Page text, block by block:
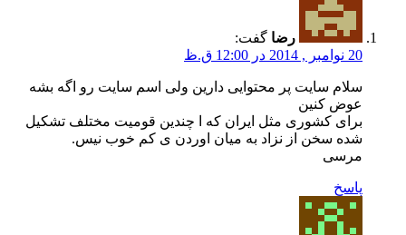
رضا گفت:
20 نوامبر , 2014 در 12:00 ق.ظ
سلام سایت پر محتوایی دارین ولی اسم سایت رو اگه بشه
عوض کنین
برای کشوری مثل ایران که ا چندین قومیت مختلف تشکیل
شده سخن از نزاد به میان اوردن ی کم خوب نیس.
مرسی
پاسخ